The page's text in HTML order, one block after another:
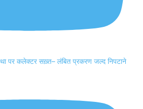
पर कलेक्टर सख़्त– लंबित प्रकरण जल्द निपटाने